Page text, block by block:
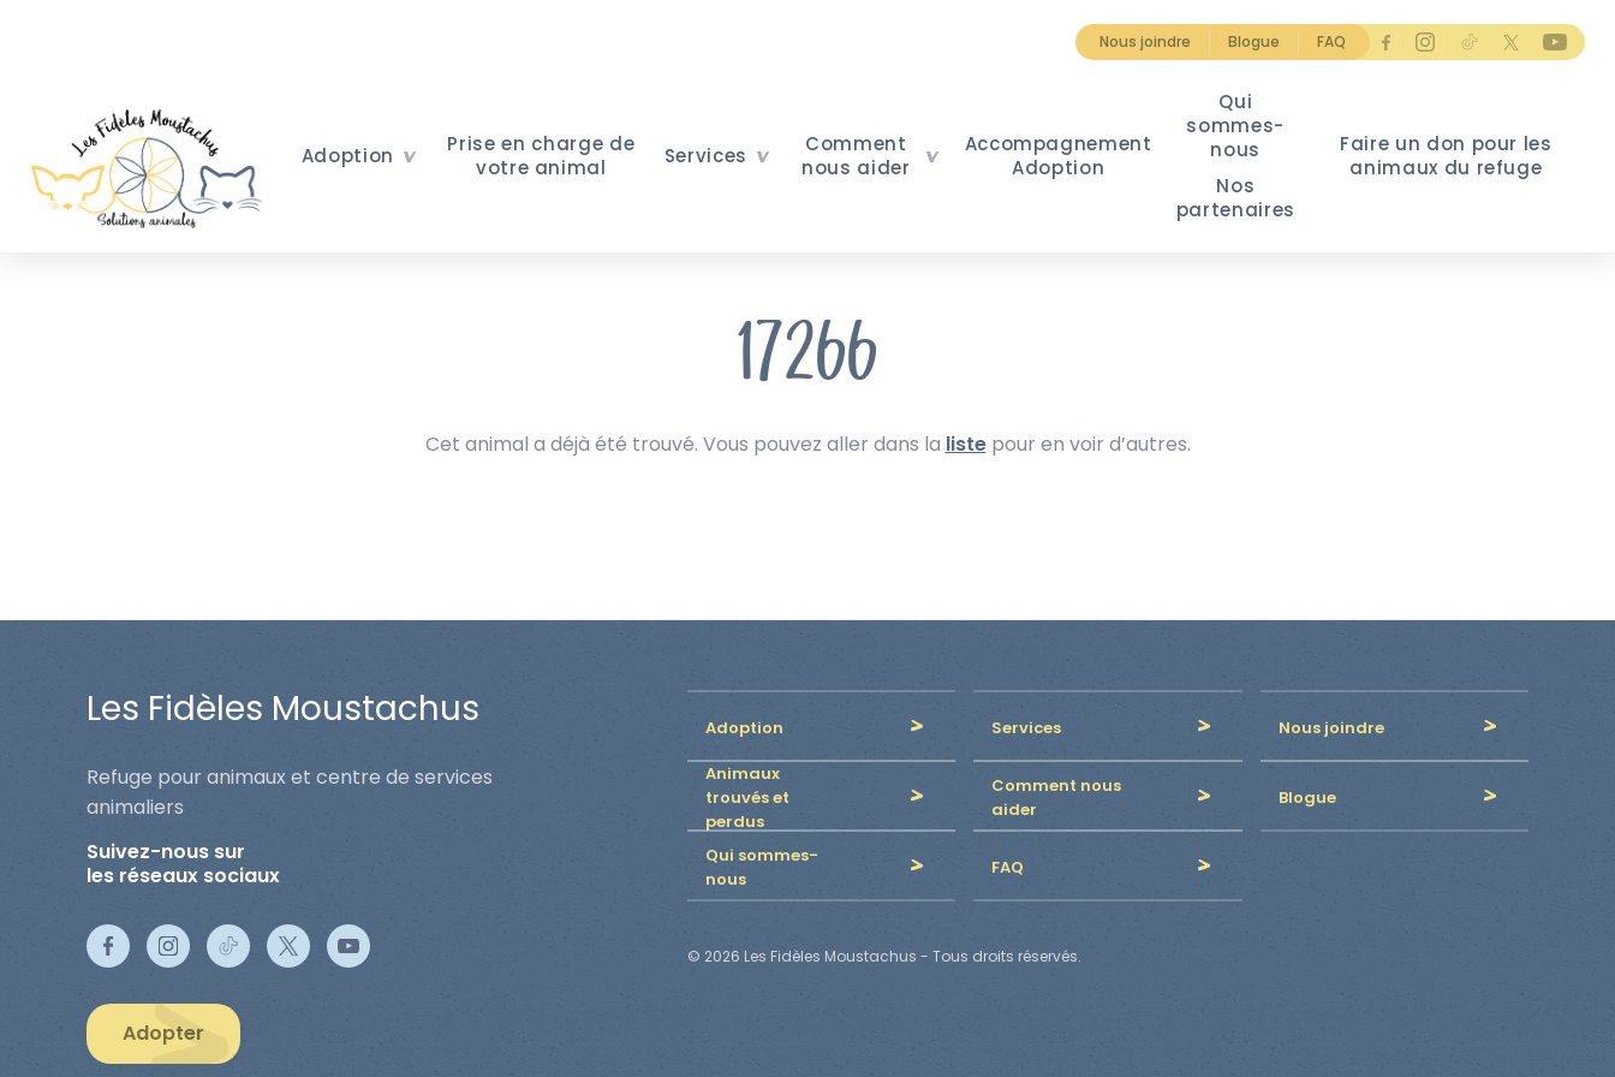
Nous joindre Blogue FAQ
Adoption
Prise en charge de
votre animal
Services
Comment
nous aider
Accompagnement
Adoption
Qui
sommes-
nous
Nos
partenaires
Faire un don pour les
animaux du refuge
17266
Cet animal a déjà été trouvé. Vous pouvez aller dans la listepour en voir d’autres.
Les Fidèles Moustachus
Refuge pour animaux et centre de services
animaliers
Suivez-nous sur
les réseaux sociaux
Adopter
Adoption Services
Nous joindre
Animaux
trouvés et
perdus
Comment nous
aider
Blogue
Qui sommes-
nous
FAQ
© 2026 Les Fidèles Moustachus - Tous droits réservés.